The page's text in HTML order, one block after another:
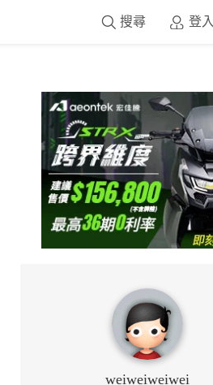
登入
搜尋
weiweiweiwei